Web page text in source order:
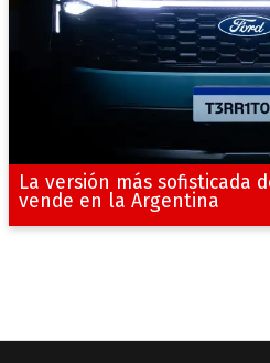
La versión más sofisticada
vende en la Argentina